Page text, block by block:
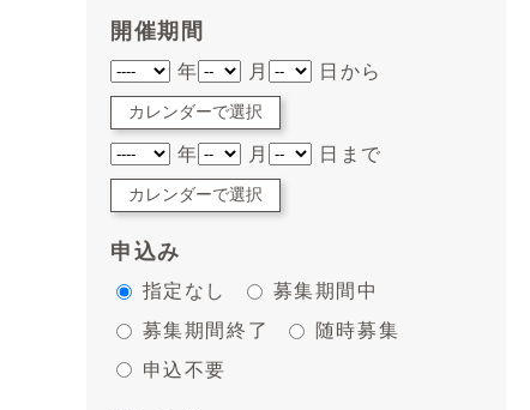
開催期間
年 月 日から
カレンダーで選択
年 月 日まで
カレンダーで選択
申込み
指定なし
募集期間中
募集期間終了
随時募集
申込不要